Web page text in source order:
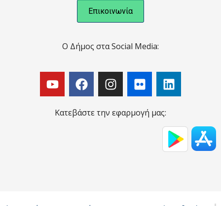
Επικοινωνία
Ο Δήμος στα Social Media:
Κατεβάστε την εφαρμογή μας: